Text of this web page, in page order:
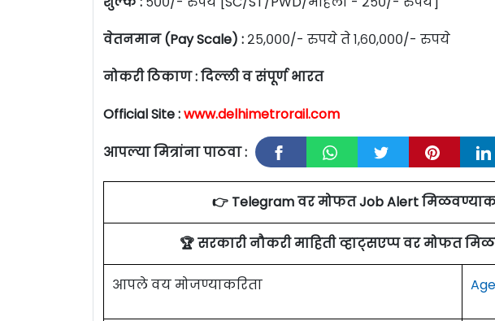
वेतनमान (Pay Scale) : २५,०००/- रुपये ते १,६०,०००/- रुपये
नोकरी ठिकाण : दिल्ली व संपूर्ण भारत
Official Site :www.delhimetrorail.com
आपल्या मित्रांना पाठवा :
👉 Telegram वर मोफत Job Alert
🏆 सरकारी नौकरी माहिती व्हाट्सएप्प वर मोफत
आपले वय मोजण्याकरिता